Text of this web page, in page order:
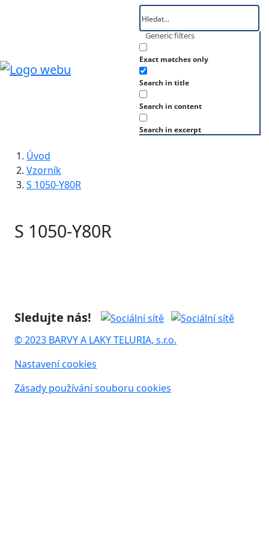
Generic filters
Exact matches only
Search in title
Search in content
Search in excerpt
Úvod
Vzorník
S 1050-Y80R
S 1050-Y80R
Sledujte nás!
© 2023 BARVY A LAKY TELURIA, s.r.o.
Nastavení cookies
Zásady používání souboru cookies